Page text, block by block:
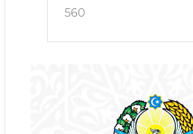
560